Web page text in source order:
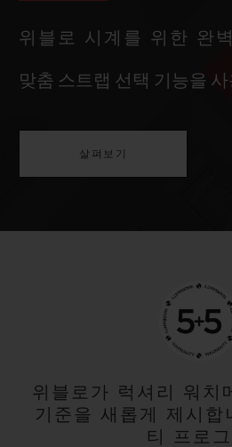
위블로 시계를 위한 완
맞춤 스트랩 선택 기능을
살펴보기
위블로가 럭셔리 워치
기준을 새롭게 제시
티 프로그